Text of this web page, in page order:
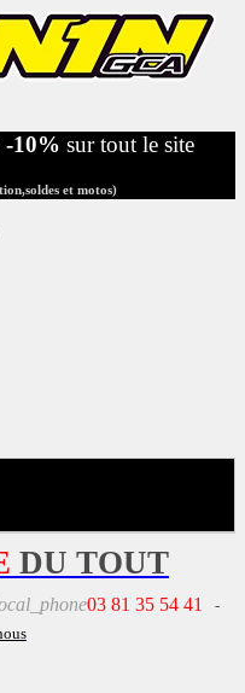
-10% sur tout le site
et motos)
DU TOUT
03 81 35 54 41
-